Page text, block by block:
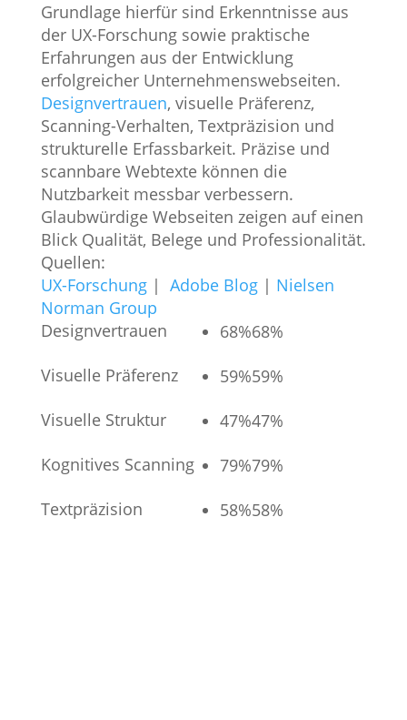
Grundlage hierfür sind Erkenntnisse aus
der UX-Forschung sowie praktische
Erfahrungen aus der Entwicklung
erfolgreicher Unternehmenswebseiten.
Designvertrauen, visuelle Präferenz,
Scanning-Verhalten, Textpräzision und
strukturelle Erfassbarkeit. Präzise und
scannbare Webtexte können die
Nutzbarkeit messbar verbessern.
Glaubwürdige Webseiten zeigen auf einen
Blick Qualität, Belege und Professionalität.
Quellen:
UX-Forschung| Adobe Blog| Nielsen
Norman Group
Designvertrauen
68%68%
Visuelle Präferenz
59%59%
Visuelle Struktur
47%47%
Kognitives Scanning
79%79%
Textpräzision
58%58%